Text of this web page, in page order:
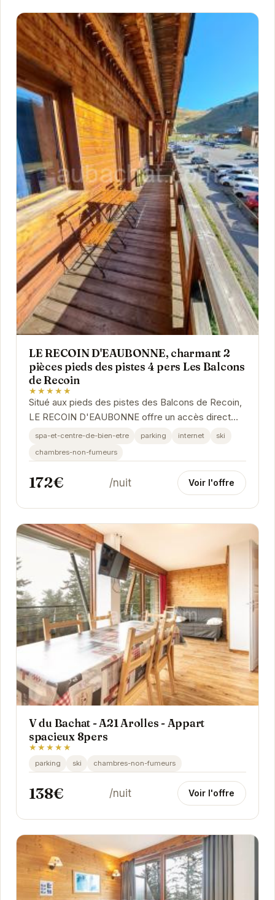
LE RECOIN D'EAUBONNE, charmant 2
pièces pieds des pistes 4 pers Les Balcons
de Recoin
★★★★★
Situé aux pieds des pistes des Balcons de Recoin,
LE RECOIN D'EAUBONNE offre un accès direct
aux joies de la glisse. Cet appartement de 2
spa-et-centre-de-bien-etre parking internet
ski
chambres-non-fumeurs
172€ /nuit Voir l'offre
V du Bachat - A21 Arolles - Appart
spacieux 8pers
★★★★★
parking ski chambres-non-fumeurs
138€ /nuit Voir l'offre